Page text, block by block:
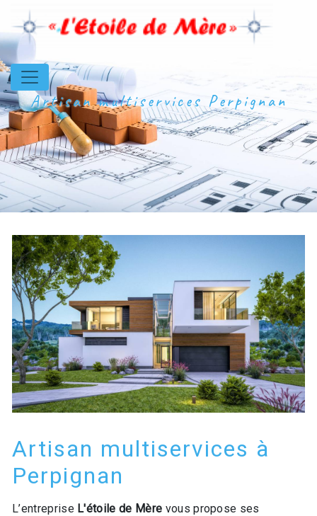
Panneau de gestion des cookies
Artisan multiservices Perpignan
Artisan multiservices à
Perpignan
L’entreprise L'étoile de Mère vous propose ses